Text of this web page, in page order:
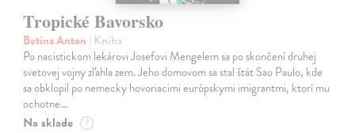
Tropické Bavorsko
Betina Anton | Kniha
Po nacistickom lekárovi Josefovi Mengelem sa po skončení druhej
svetovej vojny zľahla zem. Jeho domovom sa stal štát Sao Paulo, kde
sa obklopil po nemecky hovoriacimi európskymi imigrantmi, ktorí mu
ochotne…
Na sklade ?